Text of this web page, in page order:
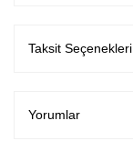
Taksit Seçenekleri
Yorumlar